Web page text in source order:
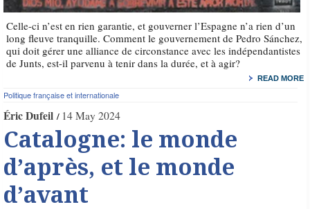
Celle-ci n’est en rien garantie, et gouverner l’Espagne n’a rien d’un
long fleuve tranquille. Comment le gouvernement de Pedro Sánchez,
qui doit gérer une alliance de circonstance avec les indépendantistes
de Junts, est-il parvenu à tenir dans la durée, et à agir?
READ MORE
Politique française et internationale
Éric Dufeil 14 May 2024
Catalogne: le monde
d’après, et le monde
d’avant